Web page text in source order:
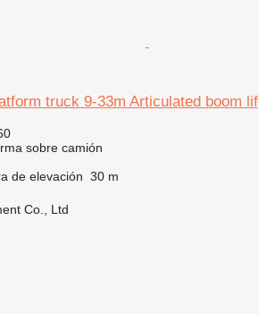
truck 9-33m Articulated boom lif
sobre camión
de elevación 30 m
Co., Ltd